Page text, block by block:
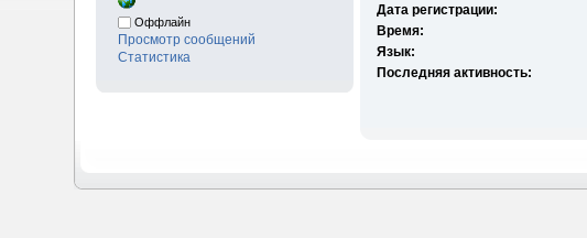
Оффлайн
Просмотр сообщений
Статистика
Дата регистрации:
Время:
Язык:
Последняя активность: